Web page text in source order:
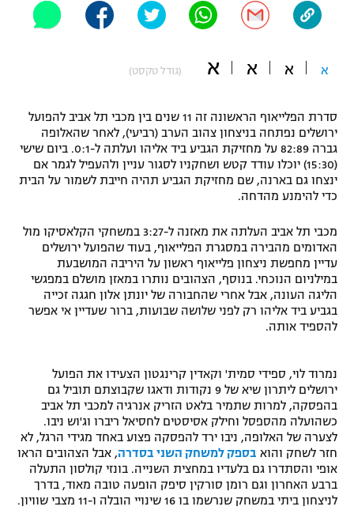
תקנון עבור פעילות אלקטרה
תקנון עבור פעילות ספורט 1 – "מרלן"
גיימינג E-Sports
תנאי שימוש
מדיניות פרטיות
תקנון פעילות ספורט 1
הצטרפות לחבילת הערוצים
לוח דרושים – ג'ובנט
תגיות
המגזין
ספורט מוטורי
כדורמים
פוטבול אמריקאי NFL
בייסבול MLB
ספורט אתגרי ואקסטרים
אומנויות לחימה
גיימינג E-Sports
א א א א (גודל טקסט)
סדרת הפלייאוף הראשונה זה 11 שנים בין מכבי תל אביב להפועל
ירושלים נפתחה בניצחון צהוב הערב (רביעי), לאחר שהאלופה
גברה 82:89 על מחזיקת הגביע ביד אליהו ועלתה ל-0:1. ביום שישי
(15:30) יוכלו עודד קטש ושחקניו לסגור עניין ולהעפיל לגמר אם
ינצחו גם בארנה, שם מחזיקת הגביע תהיה חייבת לשמור על הבית
כדי להימנע מהדחה.
מכבי תל אביב העלתה את מאזנה ל-3:27 במשחקי הקלאסיקו מול
האדומים מהבירה במסגרת הפלייאוף, בעוד שהפועל ירושלים
עדיין מחפשת ניצחון פלייאוף ראשון על היריבה המושבעת
במילניום הנוכחי. בנוסף, הצהובים נותרו במאזן מושלם במפגשי
הליגה העונה, אבל אחרי שהחבורה של יונתן אלון חגגה זכייה
בגביע ביד אליהו רק לפני שלושה שבועות, ברור שעדיין אי אפשר
להספיד אותה.
נמרוד לוי, ספידי סמית' וקאדין קרינגטון הצעידו את הפועל
ירושלים ליתרון שיא של 9 נקודות ודאגו שקבוצתם תוביל גם
בהפסקה, למרות שתמיר בלאט הזריק אנרגיה למכבי תל אביב
כשהועלה מהספסל וחילק אסיסטים לחסיאל ריברו וג'וש ניבו.
לצערה של האלופה, ניבו ירד להפסקה פצוע באחד מגידי הרגל, לא
חזר לשחק והוא בספק למשחק השני בסדרה, אבל הצהובים הראו
אופי והסתדרו גם בלעדיו במחצית השנייה. בונזי קולסון התעלה
ברבע האחרון וגם רומן סורקין סיפק הופעה טובה מאוד, בדרך
לניצחון ביתי במשחק שנרשמו בו 16 שינויי הובלה ו-11 מצבי שוויון.